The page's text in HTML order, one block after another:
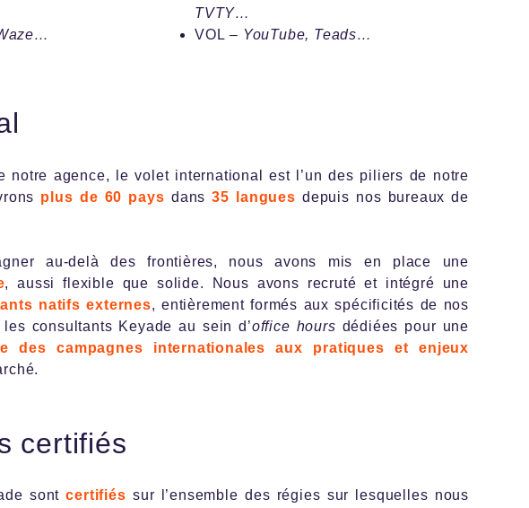
TVTY…
VOL – YouTube, Teads…
notre agence, le volet international est l’un des piliers de notre
plus de 60 pays dans35 langues depuis nos bureaux de
au-delà des frontières, nous avons mis en place une
, aussi flexible que solide. Nous avons recruté et intégré une
natifs externes, entièrement formés aux spécificités de nos
consultants Keyade au sein d’office hours dédiées pour une
des campagnes internationales aux pratiques et enjeux
certifiés
sontcertifiés sur l’ensemble des régies sur lesquelles nous